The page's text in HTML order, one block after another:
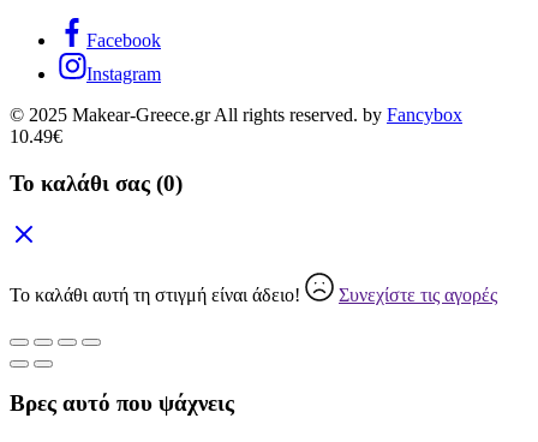
Facebook
Instagram
© 2025 Makear-Greece.gr All rights reserved. by Fancybox
10.49€
Το καλάθι σας (0)
Το καλάθι αυτή τη στιγμή είναι άδειο! Συνεχίστε τις αγορές
Βρες αυτό που ψάχνεις